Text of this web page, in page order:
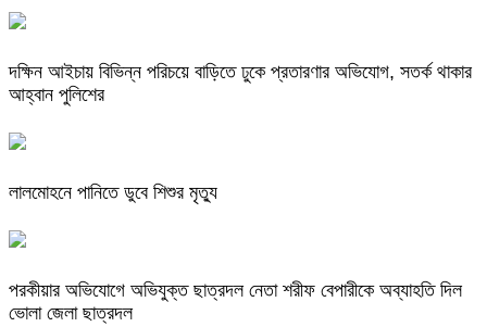
দক্ষিন আইচায় ‎বিভিন্ন পরিচয়ে বাড়িতে ঢুকে প্রতারণার অভিযোগ, সতর্ক থাকার
আহ্বান পুলিশের
লালমোহনে পানিতে ডুবে শিশুর মৃত্যু
পরকীয়ার অভিযোগে অভিযুক্ত ছাত্রদল নেতা শরীফ বেপারীকে অব্যাহতি দিল
ভোলা জেলা ছাত্রদল